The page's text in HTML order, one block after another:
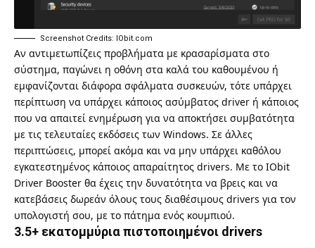
Screenshot Credits: IObit.com
Αν αντιμετωπίζεις προβλήματα με κρασαρίσματα στο
σύστημα, παγώνει η οθόνη στα καλά του καθουμένου ή
εμφανίζονται διάφορα σφάλματα συσκευών, τότε υπάρχει
περίπτωση να υπάρχει κάποιος ασύμβατος driver ή κάποιος
που να απαιτεί ενημέρωση για να αποκτήσει συμβατότητα
με τις τελευταίες εκδόσεις των Windows. Σε άλλες
περιπτώσεις, μπορεί ακόμα και να μην υπάρχει καθόλου
εγκατεστημένος κάποιος απαραίτητος drivers. Με το IObit
Driver Booster θα έχεις την δυνατότητα να βρεις και να
κατεβάσεις δωρεάν όλους τους διαθέσιμους drivers για τον
υπολογιστή σου, με το πάτημα ενός κουμπιού.
3.5+ εκατομμύρια πιστοποιημένοι drivers